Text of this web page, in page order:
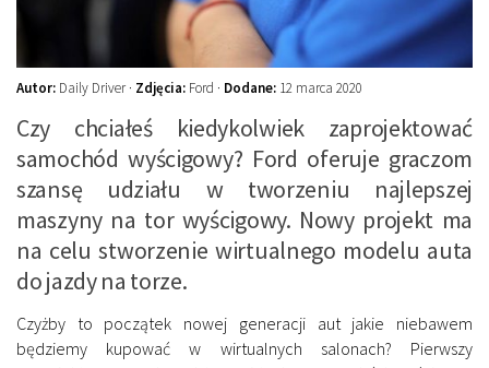
Autor: Daily Driver · Zdjęcia: Ford · Dodane: 12 marca 2020
Czy chciałeś kiedykolwiek zaprojektować
samochód wyścigowy? Ford oferuje graczom
szansę udziału w tworzeniu najlepszej
maszyny na tor wyścigowy. Nowy projekt ma
na celu stworzenie wirtualnego modelu auta
do jazdy na torze.
Czyżby to początek nowej generacji aut jakie niebawem
będziemy kupować w wirtualnych salonach? Pierwszy